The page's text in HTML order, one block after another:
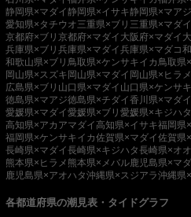
静岡県×マダイ 静岡県×イサキ静岡県×マアジ
愛知県×タチウオ三重県×ブリ 三重県×マダイ
京都府×ブリ 京都府×マダイ 大阪府×マダイ
兵庫県×ブリ 兵庫県×マダイ兵庫県×マダコ
和歌山県×ブリ 鳥取県×ケンサキイカ鳥取県
岡山県×スズキ 岡山県×マダイ 岡山県×ヒラメ
広島県×ブリ 山口県×マダイ 山口県×ケンサ
徳島県×マアジ徳島県×チダイ香川県×マダイ
愛媛県×マダイ愛媛県×ブリ 愛媛県×キジハタ
高知県×アカアマダイ高知県×イサキ福岡県
福岡県×ケンサキイカ佐賀県×マダイ佐賀県
長崎県×マダイ長崎県×キジハタ長崎県×オ
熊本県×ヒラメ 熊本県×メバル鹿児島県×マ
鹿児島県×アオハタ沖縄県×スジアラ沖縄県
各都道府県の潮見表・タイドグラフ